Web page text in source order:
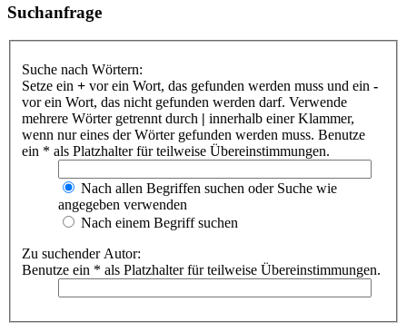
Suchanfrage
Suche nach Wörtern:
Setze ein + vor ein Wort, das gefunden werden muss und ein -
vor ein Wort, das nicht gefunden werden darf. Verwende
mehrere Wörter getrennt durch | innerhalb einer Klammer,
wenn nur eines der Wörter gefunden werden muss. Benutze
ein * als Platzhalter für teilweise Übereinstimmungen.
Nach allen Begriffen suchen oder Suche wie
angegeben verwenden
Nach einem Begriff suchen
Zu suchender Autor:
Benutze ein * als Platzhalter für teilweise Übereinstimmungen.